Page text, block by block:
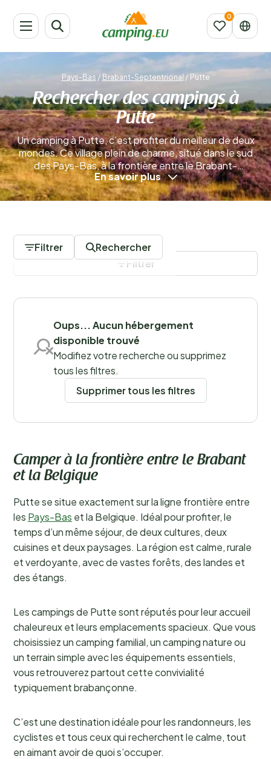
Pays-Bas / Brabant-Septentrional / Putte
Rechercher des campings à
Putte
Un camping à Putte, c’est profiter du meilleur de deux
mondes. Ce village plein de charme, situé dans le sud
des Pays-Bas, à la frontière entre le Brabant-
Septentrional et la Belgique, offre une combinaison
unique de calme, de nature et de culture. Le matin,
vous vous promenez dans les forêts brabançonnes, et
En savoir plus
Filtrer Rechercher
Sauvegarder les filtres
Filtrer
Oups... Aucun hébergement
disponible trouvé
Modifiez votre recherche ou supprimez
tous les filtres.
Supprimer tous les filtres
Camper à la frontière entre le Brabant
et la Belgique
Putte se situe exactement sur la ligne frontière entre
les Pays-Bas et la Belgique. Idéal pour profiter, le
temps d’un même séjour, de deux cultures, deux
cuisines et deux paysages. La région est calme, rurale
et verdoyante, avec de vastes forêts, des landes et
des étangs.
Les campings de Putte sont réputés pour leur accueil
chaleureux et leurs emplacements spacieux. Que vous
choisissiez un camping familial, un camping nature ou
un terrain simple avec les équipements essentiels,
vous retrouverez partout cette convivialité
typiquement brabançonne.
C’est une destination idéale pour les randonneurs, les
cyclistes et tous ceux qui recherchent le calme, tout
en aimant avoir de quoi s’occuper.